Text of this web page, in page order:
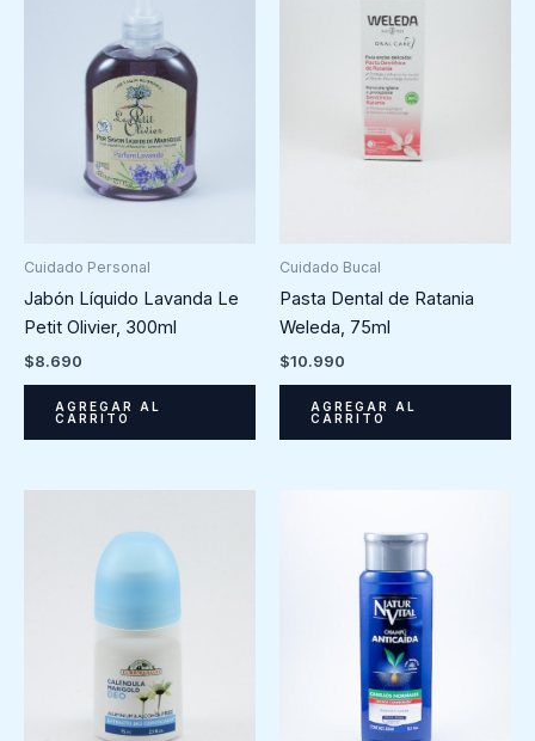
Cuidado Personal
Jabón Líquido Lavanda Le
Petit Olivier, 300ml
$8.690
AGREGAR AL
CARRITO
Cuidado Bucal
Pasta Dental de Ratania
Weleda, 75ml
$10.990
AGREGAR AL
CARRITO